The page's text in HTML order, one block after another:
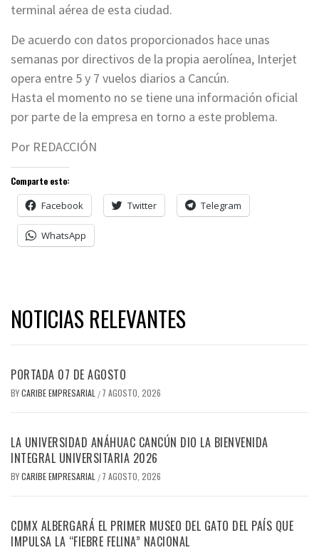
terminal aérea de esta ciudad.
De acuerdo con datos proporcionados hace unas
semanas por directivos de la propia aerolínea, Interjet
opera entre 5 y 7 vuelos diarios a Cancún.
Hasta el momento no se tiene una información oficial
por parte de la empresa en torno a este problema.
Por REDACCIÓN
Comparte esto:
Facebook Twitter Telegram
WhatsApp
NOTICIAS RELEVANTES
PORTADA 07 DE AGOSTO
BYCARIBE EMPRESARIAL / 7 AGOSTO, 2026
LA UNIVERSIDAD ANÁHUAC CANCÚN DIO LA BIENVENIDA
INTEGRAL UNIVERSITARIA 2026
BYCARIBE EMPRESARIAL / 7 AGOSTO, 2026
CDMX ALBERGARÁ EL PRIMER MUSEO DEL GATO DEL PAÍS QUE
IMPULSA LA “FIEBRE FELINA” NACIONAL